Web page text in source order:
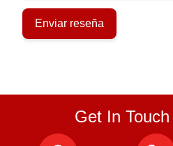
Enviar reseña
Get In